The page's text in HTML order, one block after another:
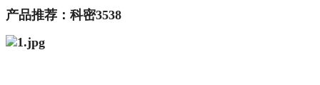
产品推荐：科密3538